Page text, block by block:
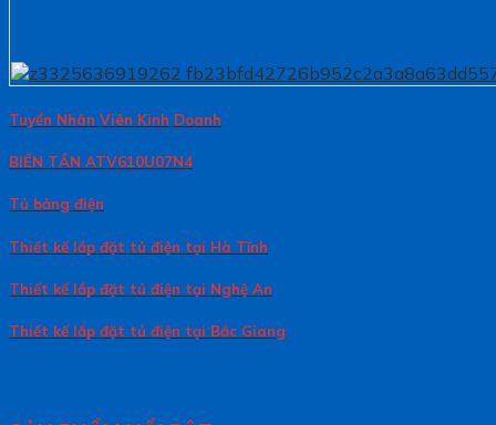
Tuyển Nhân Viên Kinh Doanh
BIẾN TẦN ATV610U07N4
Tủ bảng điện
Thiết kế lắp đặt tủ điện tại Hà Tĩnh
Thiết kế lắp đặt tủ điện tại Nghệ An
Thiết kế lắp đặt tủ điện tại Bắc Giang